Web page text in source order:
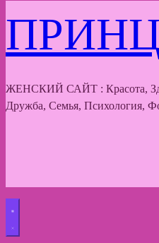
ЖЕНСКИЙ САЙТ : Красота,
Дружба, Семья, Психология,